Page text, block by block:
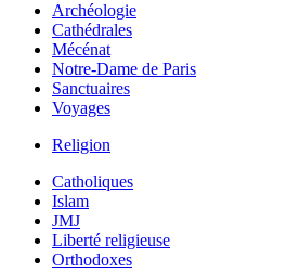
Archéologie
Cathédrales
Mécénat
Notre-Dame de Paris
Sanctuaires
Voyages
Religion
Catholiques
Islam
JMJ
Liberté religieuse
Orthodoxes